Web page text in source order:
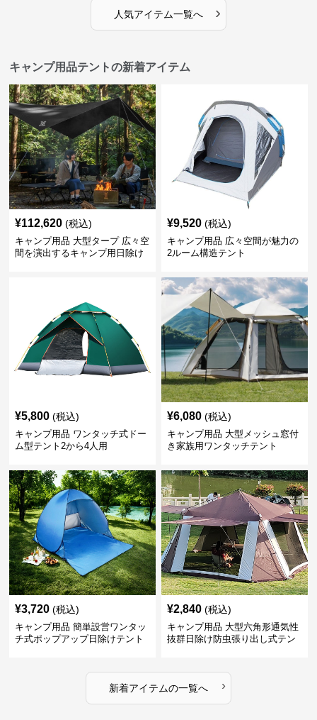
人気アイテム一覧へ ›
キャンプ用品テントの新着アイテム
¥112,620 (税込)
キャンプ用品 大型タープ 広々空
間を演出するキャンプ用日除け
¥9,520 (税込)
キャンプ用品 広々空間が魅力の
2ルーム構造テント
¥5,800 (税込)
キャンプ用品 ワンタッチ式ドー
ム型テント2から4人用
¥6,080 (税込)
キャンプ用品 大型メッシュ窓付
き家族用ワンタッチテント
¥3,720 (税込)
キャンプ用品 簡単設営ワンタッ
チ式ポップアップ日除けテント
¥2,840 (税込)
キャンプ用品 大型六角形通気性
抜群日除け防虫張り出し式テン
新着アイテムの一覧へ ›